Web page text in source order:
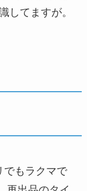
してますが。
でもラクマで